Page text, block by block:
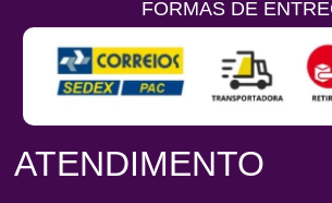
FORMAS DE
ATENDIMENTO